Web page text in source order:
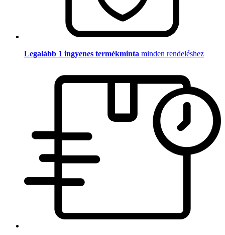
Legalább 1 ingyenes termékminta minden rendeléshez